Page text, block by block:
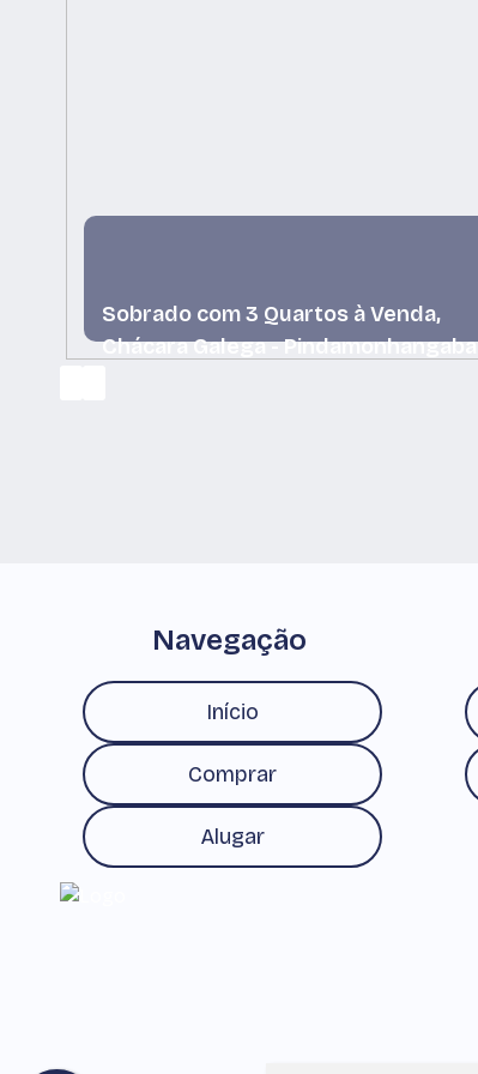
Sobrado com 3 Quartos à Venda,
Chácara Galega - Pindamonhangaba
Navegação
Início
Comprar
Alugar